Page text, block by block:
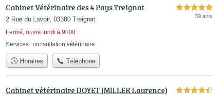
Cabinet Vétérinaire des 4 Pays Treignat
2 Rue du Lavoir, 03380 Treignat
Fermé, ouvre lundi à 9h00
5,0 étoiles sur 5
59 avis
Services : consultation vétérinaire
Horaires Téléphone
Cabinet vétérinaire DOYET (MILLER Laurence) 4,5 étoiles sur 5